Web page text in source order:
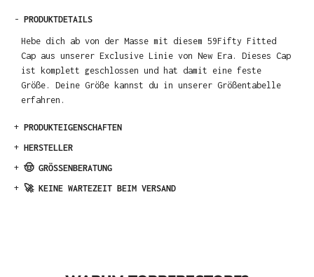
- PRODUKTDETAILS
Hebe dich ab von der Masse mit diesem 59Fifty Fitted
Cap aus unserer Exclusive Linie von New Era. Dieses Cap
ist komplett geschlossen und hat damit eine feste
Größe. Deine Größe kannst du in unserer Größentabelle
erfahren.
+ PRODUKTEIGENSCHAFTEN
+ HERSTELLER
+ 🤠 GRÖSSENBERATUNG
+ 🚀 KEINE WARTEZEIT BEIM VERSAND